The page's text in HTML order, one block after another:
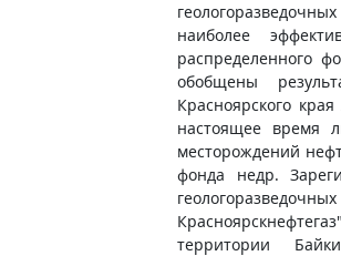
наиболее
распределенного
обобщены
Красноярского
настоящее время
месторождений
фонда недр.
территории